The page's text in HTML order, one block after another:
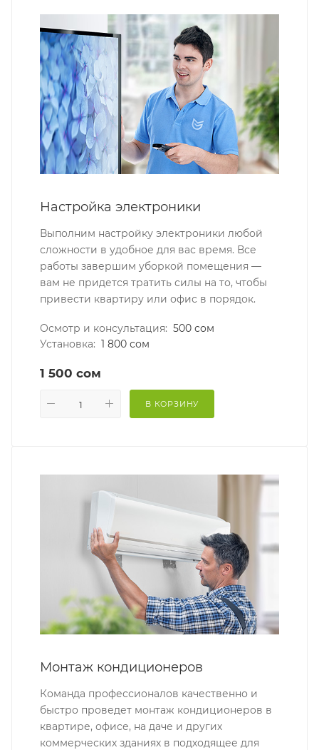
Настройка электроники
Выполним настройку электроники любой
сложности в удобное для вас время. Все
работы завершим уборкой помещения —
вам не придется тратить силы на то, чтобы
привести квартиру или офис в порядок.
Осмотр и консультация: 500 сом
Установка: 1 800 сом
1 500 cом
В КОРЗИНУ
Монтаж кондиционеров
Команда профессионалов качественно и
быстро проведет монтаж кондиционеров в
квартире, офисе, на даче и других
коммерческих зданиях в подходящее для